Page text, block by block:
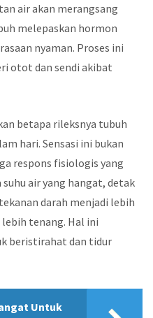
air akan merangsang
melepaskan hormon
nyaman. Proses ini
otot dan sendi akibat
betapa rileksnya tubuh
hari. Sensasi ini bukan
respons fisiologis yang
air yang hangat, detak
darah menjadi lebih
tenang. Hal ini
beristirahat dan tidur
Untuk